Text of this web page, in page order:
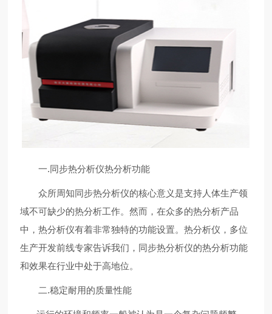
一.同步热分析仪热分析功能
众所周知同步热分析仪的核心意义是支持人体生产领
域不可缺少的热分析工作。然而，在众多的热分析产品
中，热分析仪有着非常独特的功能设置。热分析仪，多位
生产开发前线专家告诉我们，同步热分析仪的热分析功能
和效果在行业中处于高地位。
二.稳定耐用的质量性能